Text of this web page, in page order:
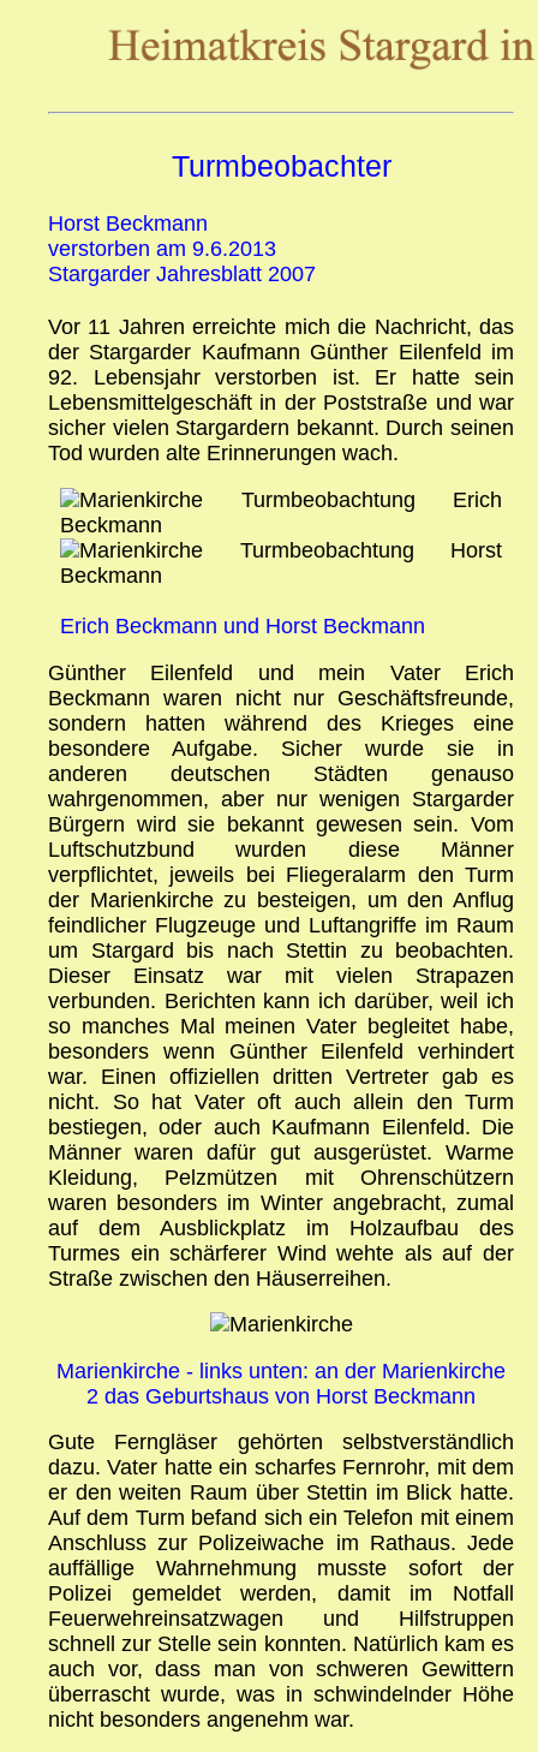
Turmbeobachter
Horst Beckmann
verstorben am 9.6.2013
Stargarder Jahresblatt 2007
Vor 11 Jahren erreichte mich die Nachricht, das
der Stargarder Kaufmann Günther Eilenfeld im
92. Lebensjahr verstorben ist. Er hatte sein
Lebensmittelgeschäft in der Poststraße und war
sicher vielen Stargardern bekannt. Durch seinen
Tod wurden alte Erinnerungen wach.
Erich Beckmann und Horst Beckmann
Günther Eilenfeld und mein Vater Erich
Beckmann waren nicht nur Geschäftsfreunde,
sondern hatten während des Krieges eine
besondere Aufgabe. Sicher wurde sie in
anderen deutschen Städten genauso
wahrgenommen, aber nur wenigen Stargarder
Bürgern wird sie bekannt gewesen sein. Vom
Luftschutzbund wurden diese Männer
verpflichtet, jeweils bei Fliegeralarm den Turm
der Marienkirche zu besteigen, um den Anflug
feindlicher Flugzeuge und Luftangriffe im Raum
um Stargard bis nach Stettin zu beobachten.
Dieser Einsatz war mit vielen Strapazen
verbunden. Berichten kann ich darüber, weil ich
so manches Mal meinen Vater begleitet habe,
besonders wenn Günther Eilenfeld verhindert
war. Einen offiziellen dritten Vertreter gab es
nicht. So hat Vater oft auch allein den Turm
bestiegen, oder auch Kaufmann Eilenfeld. Die
Männer waren dafür gut ausgerüstet. Warme
Kleidung, Pelzmützen mit Ohrenschützern
waren besonders im Winter angebracht, zumal
auf dem Ausblickplatz im Holzaufbau des
Turmes ein schärferer Wind wehte als auf der
Straße zwischen den Häuserreihen.
Marienkirche - links unten: an der Marienkirche
2 das Geburtshaus von Horst Beckmann
Gute Ferngläser gehörten selbstverständlich
dazu. Vater hatte ein scharfes Fernrohr, mit dem
er den weiten Raum über Stettin im Blick hatte.
Auf dem Turm befand sich ein Telefon mit einem
Anschluss zur Polizeiwache im Rathaus. Jede
auffällige Wahrnehmung musste sofort der
Polizei gemeldet werden, damit im Notfall
Feuerwehreinsatzwagen und Hilfstruppen
schnell zur Stelle sein konnten. Natürlich kam es
auch vor, dass man von schweren Gewittern
überrascht wurde, was in schwindelnder Höhe
nicht besonders angenehm war.